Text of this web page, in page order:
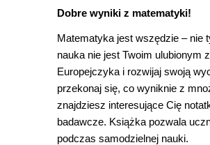
Dobre wyniki z matematyki!
Matematyka jest wszędzie – nie
nauka nie jest Twoim ulubionym
Europejczyka i rozwijaj swoją
przekonaj się, co wyniknie z
znajdziesz interesujące Cię
badawcze. Książka pozwala
podczas samodzielnej nauki.